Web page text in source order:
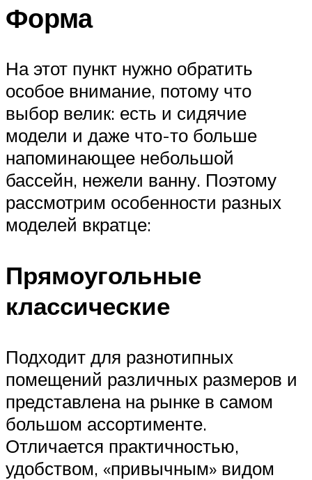
Форма
На этот пункт нужно обратить
особое внимание, потому что
выбор велик: есть и сидячие
модели и даже что-то больше
напоминающее небольшой
бассейн, нежели ванну. Поэтому
рассмотрим особенности разных
моделей вкратце:
Прямоугольные
классические
Подходит для разнотипных
помещений различных размеров и
представлена на рынке в самом
большом ассортименте.
Отличается практичностью,
удобством, «привычным» видом